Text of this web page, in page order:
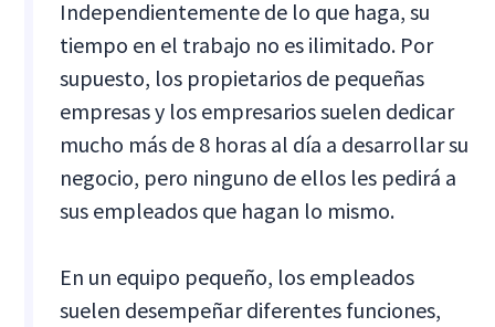
Independientemente de lo que haga, su
tiempo en el trabajo no es ilimitado. Por
supuesto, los propietarios de pequeñas
empresas y los empresarios suelen dedicar
mucho más de 8 horas al día a desarrollar su
negocio, pero ninguno de ellos les pedirá a
sus empleados que hagan lo mismo.
En un equipo pequeño, los empleados
suelen desempeñar diferentes funciones,